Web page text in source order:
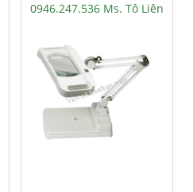
0946.247.536 Ms. Tô Liên